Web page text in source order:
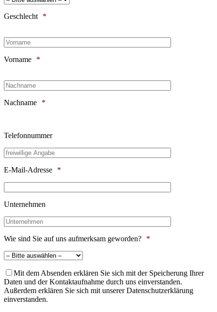
Geschlecht *
Vorname *
Nachname *
Telefonnummer
E-Mail-Adresse *
Unternehmen
Wie sind Sie auf uns aufmerksam geworden? *
Mit dem Absenden erklären Sie sich mit der Speicherung Ihrer
Daten und der Kontaktaufnahme durch uns einverstanden.
Außerdem erklären Sie sich mit unserer Datenschutzerklärung
einverstanden.